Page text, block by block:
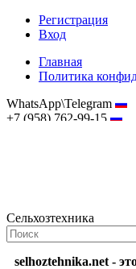
Регистрация
Вход
Главная
Политика
WhatsApp\Telegram
+7 (958) 762-99-15
Сельхозтехника
selhoztehnika.net -